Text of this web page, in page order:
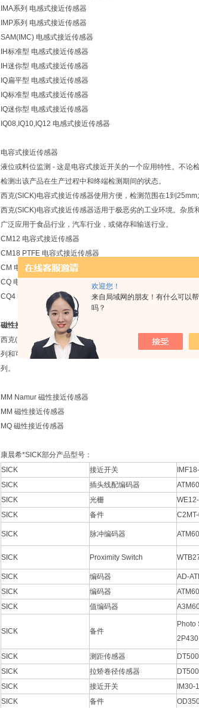
欢迎您！
来自局域网的朋友！有什么可以
吗？
IMA系列 电感式接近传感器
IMP系列 电感式接近传感器
SAM(IMC) 电感式接近传感器
IH标准型 电感式接近传感器
IH迷你型 电感式接近传感器
IQ扁平型 电感式接近传感器
IQ标准型 电感式接近传感器
IQ迷你型 电感式接近传感器
IQ08,IQ10,IQ12 电感式接近传感器
电容式接近传感器
液位或料位监测 - 这是电容式接近开关的一个应用特性。不
检测出该产品在生产过程中和终端检测期间的状态。
西克(SICK)电容式接近传感器使用方便，检测范围在1到
西克(SICK)电容式接近传感器适用于极恶劣的工业环境。杂质
广泛应用于食品行业，汽车行业，或储存和输送行业。
CM12 电容式接近传感器
CM18 PTFE 电容式接近传感器
CM 电容式接近传感器
CQ 电容式接近传感器
CQ4 电容式接近传感器
磁性接近传感器
西克(SICK)在圆柱形磁性接近传感器（MM）和方形接近传感
列和可扩展检测范围的高级系列，意味着可能使用更小磁铁
列。
MM Namur 磁性接近传感器
MM 磁性接近传感器
MQ 磁性接近传感器
康晨希*SICK部分产品型号：
SICK
接近开关
SICK
插头线配编码器
SICK
光栅
SICK
备件
SICK 脉冲编码器
SICK Proximity Switch
SICK 编码器
AD-
SICK
编码器
SICK
值编码器
SICK 备件
Photo
SICK 测距传感器
SICK
拉矫卷径传感器
SICK
接近开关
SICK
备件